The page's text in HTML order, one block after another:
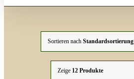
Sortieren nach Standardsortierung
Zeige 12 Produkte